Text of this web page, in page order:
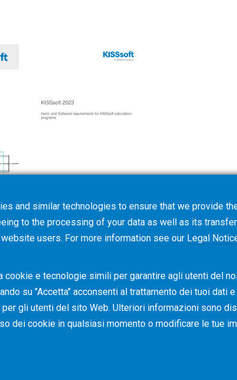
Hardware and Software Requirements
and similar technologies to ensure that we provide
to the processing of your data as well as its
users. For more information see our Legal
cookie e tecnologie simili per garantire agli utenti del
su "Accetta" acconsenti al ​​trattamento dei tuoi
gli utenti del sito Web. Ulteriori informazioni sono
dei cookie in qualsiasi momento o modificare le tue